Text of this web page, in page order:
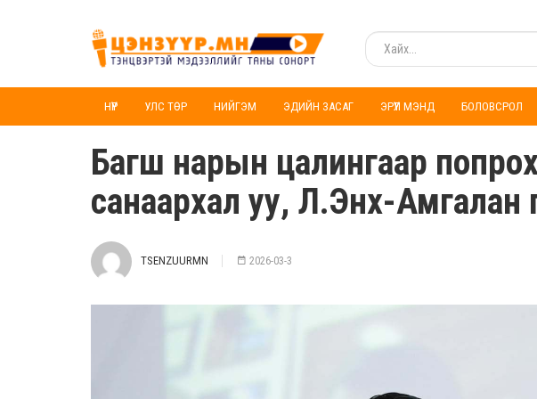
НҮҮР УЛС ТӨР НИЙГЭМ ЭДИЙН ЗАСАГ ЭРҮҮЛ МЭНД БОЛОВСРОЛ
Багш нарын цалингаар
санаархал уу, Л.Энх-Амгалан
TSENZUURMN 2026-03-3